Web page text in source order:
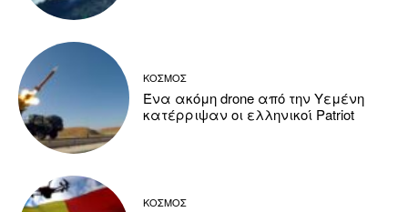
ΚΟΣΜΟΣ
Ένα ακόμη drone από την Υεμένη
κατέρριψαν οι ελληνικοί Patriot
ΚΟΣΜΟΣ